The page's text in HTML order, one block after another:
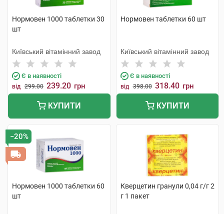
Нормовен 1000 таблетки 30
шт
Київський вітамінний завод
Є в наявності
від 299.00 239.20 грн
КУПИТИ
Нормовен таблетки 60 шт
Київський вітамінний завод
Є в наявності
від 398.00 318.40 грн
КУПИТИ
−20%
Нормовен 1000 таблетки 60
шт
Кверцетин гранули 0,04 г/г 2
г 1 пакет